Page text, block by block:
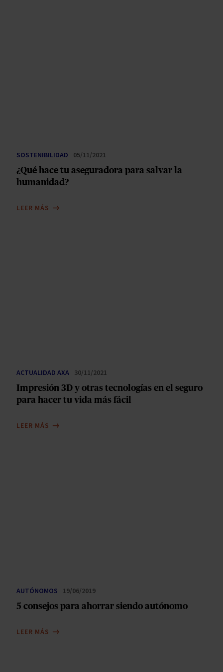
SOSTENIBILIDAD 05/11/2021
¿Qué hace tu aseguradora para salvar la
humanidad?
LEER MÁS
ACTUALIDAD AXA 30/11/2021
Impresión 3D y otras tecnologías en el seguro
para hacer tu vida más fácil
LEER MÁS
AUTÓNOMOS 19/06/2019
5 consejos para ahorrar siendo autónomo
LEER MÁS